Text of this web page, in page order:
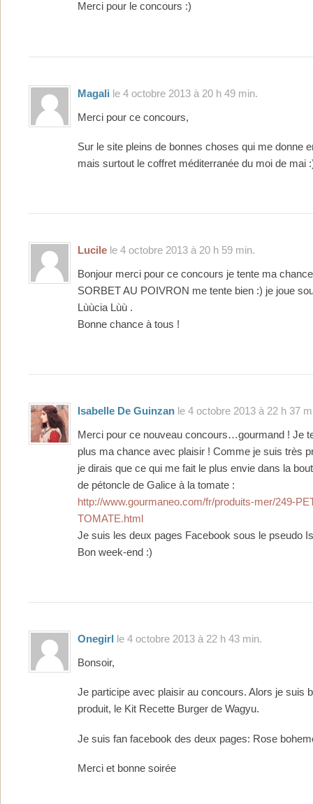
Merci pour le concours :)
Magali le 4 octobre 2013 à 20 h 49 min.
Merci pour ce concours,
Sur le site pleins de bonnes choses qui me donne
mais surtout le coffret méditerranée du moi de mai
Lucile le 4 octobre 2013 à 20 h 59 min.
Bonjour merci pour ce concours je tente ma
SORBET AU POIVRON me tente bien :) je joue
Lùùcia Lùù .
Bonne chance à tous !
Isabelle De Guinzan le 4 octobre 2013 à 22 h 37
Merci pour ce nouveau concours…gourmand ! Je
plus ma chance avec plaisir ! Comme je suis très
je dirais que ce qui me fait le plus envie dans la
de pétoncle de Galice à la tomate :
http://www.gourmaneo.com/fr/produits-mer/249-
TOMATE.html
Je suis les deux pages Facebook sous le pseudo
Bon week-end :)
Onegirl le 4 octobre 2013 à 22 h 43 min.
Bonsoir,
Je participe avec plaisir au concours. Alors je suis
produit, le Kit Recette Burger de Wagyu.
Je suis fan facebook des deux pages: Rose
Merci et bonne soirée